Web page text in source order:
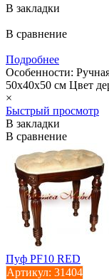
В закладки
В сравнение
Подробнее
Особенности:
50х40х50 см Цвет
×
Быстрый просмотр
В закладки
В сравнение
Пуф PF10 RED
Артикул: 31404